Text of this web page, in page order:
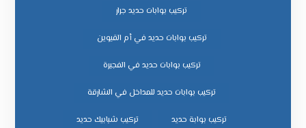
تركيب بوابات حديد جرار
تركيب بوابات حديد في أم القيوين
تركيب بوابات حديد في الفجيرة
تركيب بوابات حديد للمداخل في الشارقة
تركيب بوابة حديد تركيب شبابيك حديد